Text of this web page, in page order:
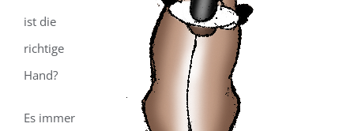
ist die
richtige
Hand?
Es immer